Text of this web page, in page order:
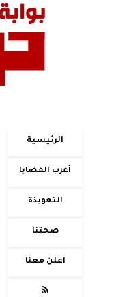
الرئيسية
أغرب القضايا
التعويذة
صحتنا
اعلن معنا
